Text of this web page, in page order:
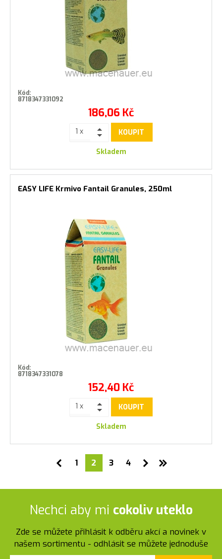
Kód:
8718347331092
186,06 Kč
KOUPIT
Skladem
EASY LIFE Krmivo Fantail Granules, 250ml
Kód:
8718347331078
152,40 Kč
KOUPIT
Skladem
1 2 3 4
Nechci aby mi cokoliv uteklo
Zde se můžete přihlásit k odběru akcí a novinek v
našem sortimentu - odhlásit se můžete jednoduše